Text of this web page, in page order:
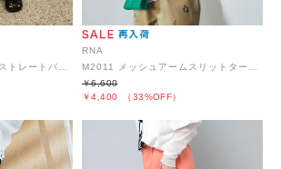
R4081 シアーチェックストレートパンツ
RNA
M2011 メッシュアームスリットタートル
￥4,400 （33%OFF）
￥6,600